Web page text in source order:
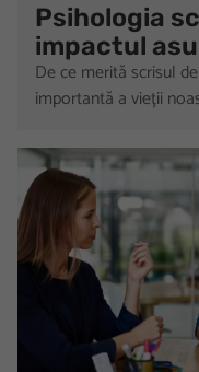
Psihologia
impactul
De ce merită scrisul
importantă a vieții